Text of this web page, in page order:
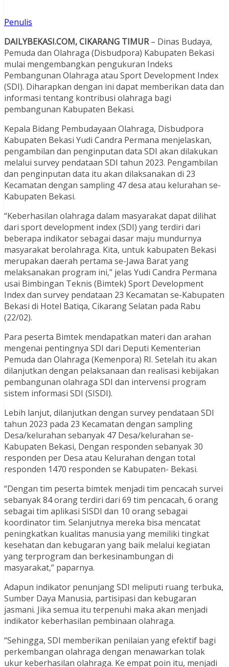
Penulis
DAILYBEKASI.COM, CIKARANG TIMUR– Dinas Budaya,
Pemuda dan Olahraga (Disbudpora) Kabupaten Bekasi
mulai mengembangkan pengukuran Indeks
Pembangunan Olahraga atau Sport Development Index
(SDI). Diharapkan dengan ini dapat memberikan data dan
informasi tentang kontribusi olahraga bagi
pembangunan Kabupaten Bekasi.
Kepala Bidang Pembudayaan Olahraga, Disbudpora
Kabupaten Bekasi Yudi Candra Permana menjelaskan,
pengambilan dan penginputan data SDI akan dilakukan
melalui survey pendataan SDI tahun 2023. Pengambilan
dan penginputan data itu akan dilaksanakan di 23
Kecamatan dengan sampling 47 desa atau kelurahan se-
Kabupaten Bekasi.
“Keberhasilan olahraga dalam masyarakat dapat dilihat
dari sport development index (SDI) yang terdiri dari
beberapa indikator sebagai dasar maju mundurnya
masyarakat berolahraga. Kita, untuk kabupaten Bekasi
merupakan daerah pertama se-Jawa Barat yang
melaksanakan program ini,” jelas Yudi Candra Permana
usai Bimbingan Teknis (Bimtek) Sport Development
Index dan survey pendataan 23 Kecamatan se-Kabupaten
Bekasi di Hotel Batiqa, Cikarang Selatan pada Rabu
(22/02).
Para peserta Bimtek mendapatkan materi dan arahan
mengenai pentingnya SDI dari Deputi Kementerian
Pemuda dan Olahraga (Kemenpora) RI. Setelah itu akan
dilanjutkan dengan pelaksanaan dan realisasi kebijakan
pembangunan olahraga SDI dan intervensi program
sistem informasi SDI (SISDI).
Lebih lanjut, dilanjutkan dengan survey pendataan SDI
tahun 2023 pada 23 Kecamatan dengan sampling
Desa/kelurahan sebanyak 47 Desa/kelurahan se-
Kabupaten Bekasi, Dengan responden sebanyak 30
responden per Desa atau Kelurahan dengan total
responden 1470 responden se Kabupaten- Bekasi.
“Dengan tim peserta bimtek menjadi tim pencacah survei
sebanyak 84 orang terdiri dari 69 tim pencacah, 6 orang
sebagai tim aplikasi SISDI dan 10 orang sebagai
koordinator tim. Selanjutnya mereka bisa mencatat
peningkatkan kualitas manusia yang memiliki tingkat
kesehatan dan kebugaran yang baik melalui kegiatan
yang terprogram dan berkesinambungan di
masyarakat,” paparnya.
Adapun indikator penunjang SDI meliputi ruang terbuka,
Sumber Daya Manusia, partisipasi dan kebugaran
jasmani. Jika semua itu terpenuhi maka akan menjadi
indikator keberhasilan pembinaan olahraga.
“Sehingga, SDI memberikan penilaian yang efektif bagi
perkembangan olahraga dengan menawarkan tolak
ukur keberhasilan olahraga. Ke empat poin itu, menjadi